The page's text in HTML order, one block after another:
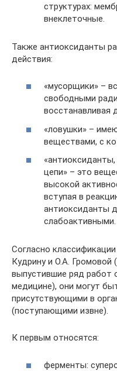
структурах:
внеклеточные.
Также антиоксиданты
действия:
«мусорщики» –
свободными
восстанавливая
«ловушки» –
веществами, с
цепи» – это
высокой
вступая в
антиоксиданты
слабоактивными.
Согласно
Кудрину и О.А. Громовой
выпустившие ряд работ
медицине), они могут
присутствующими в
(поступающими извне).
К первым относятся:
ферменты: